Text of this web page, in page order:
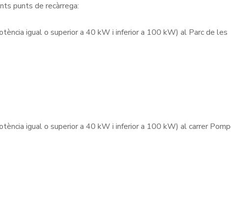
punts de recàrrega:
igual o superior a 40 kW i inferior a 100 kW) al Parc de les
igual o superior a 40 kW i inferior a 100 kW) al carrer